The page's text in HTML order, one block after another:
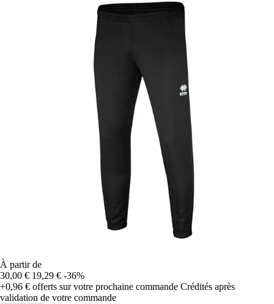
À partir de
30,00 € 19,29 € -36%
+0,96 € offerts sur votre prochaine commande Crédités après
validation de votre commande